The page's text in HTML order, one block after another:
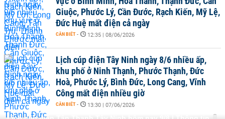
Giuộc, Phước Lý, Cần Đước, Rạch Kiến, Mỹ Lệ,
Đức Huệ mất điện cả ngày
CẦN BIẾT - 12:35 | 08/06/2026
Lịch cúp điện Tây Ninh ngày 8/6 nhiều ấp,
khu phố ở Ninh Thạnh, Phước Thạnh, Đức
Hoà, Phước Lý, Bình Đức, Long Cang, Vĩnh
Công mất điện nhiều giờ
CẦN BIẾT - 13:30 | 07/06/2026